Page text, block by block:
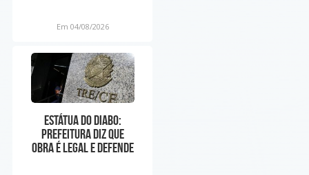
Em 04/08/2026
Estátua do Diabo:
prefeitura diz que
obra é legal e defende